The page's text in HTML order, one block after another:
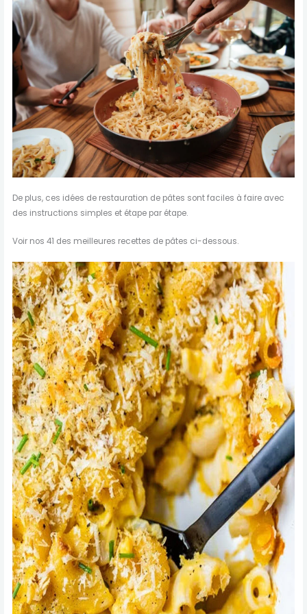
De plus, ces idées de restauration de pâtes sont faciles à faire avec
des instructions simples et étape par étape.
Voir nos 41 des meilleures recettes de pâtes ci-dessous.